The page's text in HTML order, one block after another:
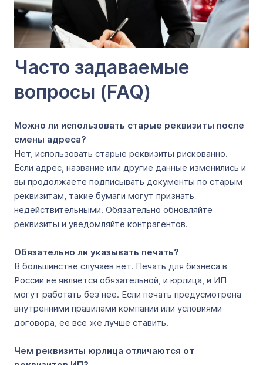
Часто задаваемые
вопросы (FAQ)
Можно ли использовать старые реквизиты после
смены адреса?
Нет, использовать старые реквизиты рискованно.
Если адрес, название или другие данные изменились и
вы продолжаете подписывать документы по старым
реквизитам, такие бумаги могут признать
недействительными. Обязательно обновляйте
реквизиты и уведомляйте контрагентов.
Обязательно ли указывать печать?
В большинстве случаев нет. Печать для бизнеса в
России не является обязательной, и юрлица, и ИП
могут работать без нее. Если печать предусмотрена
внутренними правилами компании или условиями
договора, ее все же лучше ставить.
Чем реквизиты юрлица отличаются от